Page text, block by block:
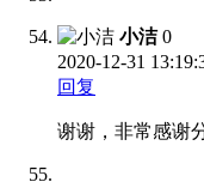
小洁 0
2020-12-31
回复
谢谢，非常感谢